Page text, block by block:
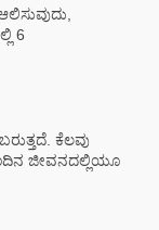
6
ಕೆಲವು
ಜೀವನದಲ್ಲಿಯೂ